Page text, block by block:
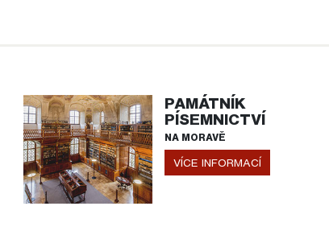
PAMÁTNÍK
PÍSEMNICTVÍ
NA MORAVĚ
VÍCE INFORMACÍ